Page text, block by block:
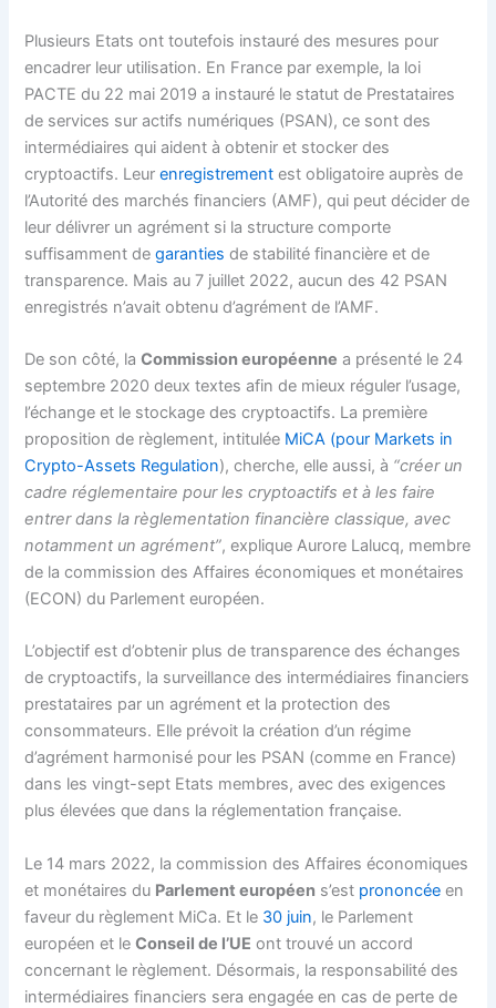
Plusieurs Etats ont toutefois instauré des mesures pour
encadrer leur utilisation. En France par exemple, la loi
PACTE du 22 mai 2019 a instauré le statut de Prestataires
de services sur actifs numériques (PSAN), ce sont des
intermédiaires qui aident à obtenir et stocker des
cryptoactifs. Leurenregistrement est obligatoire auprès de
l’Autorité des marchés financiers (AMF), qui peut décider de
leur délivrer un agrément si la structure comporte
suffisamment degaranties de stabilité financière et de
transparence. Mais au 7 juillet 2022, aucun des 42 PSAN
enregistrés n’avait obtenu d’agrément de l’AMF.
De son côté, laCommission européenne a présenté le 24
septembre 2020 deux textes afin de mieux réguler l’usage,
l’échange et le stockage des cryptoactifs. La première
proposition de règlement, intitulée MiCA (pour Markets in
Crypto-Assets Regulation), cherche, elle aussi, à “créer un
cadre réglementaire pour les cryptoactifs et à les faire
entrer dans la règlementation financière classique, avec
notamment un agrément”, explique Aurore Lalucq, membre
de la commission des Affaires économiques et monétaires
(ECON) du Parlement européen.
L’objectif est d’obtenir plus de transparence des échanges
de cryptoactifs, la surveillance des intermédiaires financiers
prestataires par un agrément et la protection des
consommateurs. Elle prévoit la création d’un régime
d’agrément harmonisé pour les PSAN (comme en France)
dans les vingt-sept Etats membres, avec des exigences
plus élevées que dans la réglementation française.
Le 14 mars 2022, la commission des Affaires économiques
et monétaires du Parlement européen s’est prononcée en
faveur du règlement MiCa. Et le 30 juin, le Parlement
européen et leConseil de l’UE ont trouvé un accord
concernant le règlement. Désormais, la responsabilité des
intermédiaires financiers sera engagée en cas de perte de